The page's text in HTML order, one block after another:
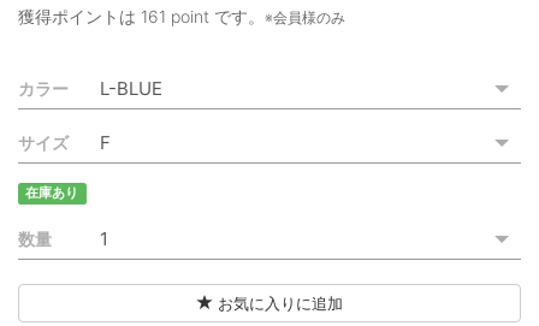
ご利用規約
獲得ポイントは 161 point です。 ※会員様のみ
カラー
サイズ
在庫あり
数量
お気に入りに追加